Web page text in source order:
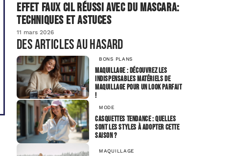
Effet faux cil réussi avec du mascara:
techniques et astuces
11 mars 2026
Des articles au hasard
BONS PLANS
Maquillage : Découvrez les
indispensables matériels de
maquillage pour un look parfait
!
MODE
Casquettes tendance : quelles
sont les styles à adopter cette
saison ?
MAQUILLAGE